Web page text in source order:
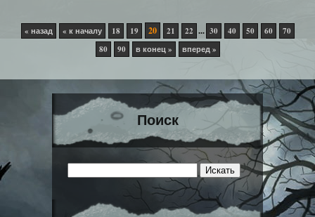
« назад « к началу 18 19 20 21 22 ... 30 40 50 60
70
80
90 в конец » вперед »
Поиск